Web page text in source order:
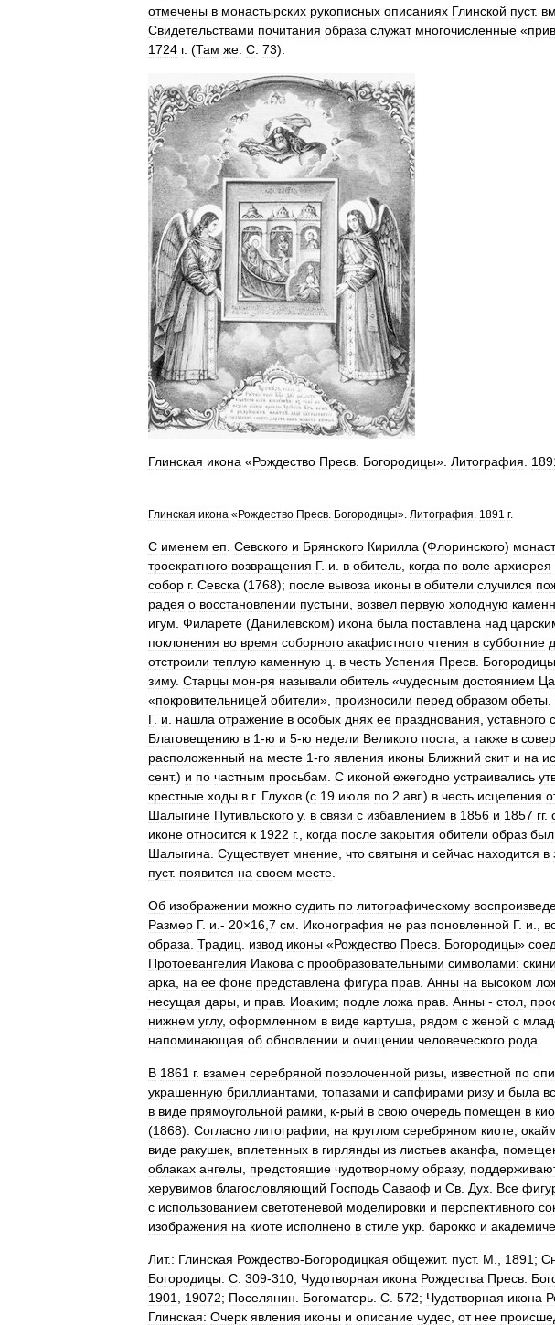
отмечены в монастырских рукописных описаниях Глинской пуст.
Свидетельствами почитания образа служат многочисленные «
1724 г. (Там же С 73).
Глинская икона «Рождество Пресв Богородицы». Литография
Глинская икона «Рождество Пресв Богородицы». Литография 1891 г.
С именем еп Севского и Брянского Кирилла (Флоринского)
троекратного возвращения Г. и в обитель когда по воле архиерея
собор г. Севска (1768); после вывоза иконы в обители случился
радея о восстановлении пустыни возвел первую холодную
игум Филарете (Данилевском) икона была поставлена над
поклонения во время соборного акафистного чтения в субботние
отстроили теплую каменную ц в честь Успения Пресв Богородицы
зиму. Старцы мон-ря называли обитель «чудесным достоянием
«покровительницей обители», произносили перед образом обеты
Г. и нашла отражение в особых днях ее празднования уставного
Благовещению в 1-ю и 5-ю недели Великого поста а также в
расположенный на месте 1-го явления иконы Ближний скит и на
сент.) и по частным просьбам С иконой ежегодно устраивались
крестные ходы в г. Глухов (с 19 июля по 2 авг.) в честь исцеления
Шалыгине Путивльского у. в связи с избавлением в 1856 и 1857 гг.
иконе относится к 1922 г., когда после закрытия обители образ был
Шалыгина Существует мнение что святыня и сейчас находится в
пуст. появится на своем месте
Об изображении можно судить по литографическому
Размер Г. и .- 20×16 7 см Иконография не раз поновленной Г. и
образа Традиц извод иконы «Рождество Пресв Богородицы»
Протоевангелия Иакова с прообразовательными символами:
арка
на ее фоне представлена фигура прав Анны на высоком
несущая дары и прав Иоаким; подле ложа прав Анны - стол
нижнем углу, оформленном в виде картуша рядом с женой с
напоминающая об обновлении и очищении человеческого рода
В 1861 г. взамен серебряной позолоченной ризы известной по
украшенную бриллиантами топазами и сапфирами ризу и была
в виде прямоугольной рамки к-рый в свою очередь помещен в
(1868). Согласно литографии на круглом серебряном киоте
виде ракушек вплетенных в гирлянды из листьев аканфа
облаках ангелы предстоящие чудотворному образу,
херувимов благословляющий Господь Саваоф и Св Дух Все
с использованием светотеневой моделировки и перспективного
изображения на киоте исполнено в стиле укр барокко и
Лит.: Глинская Рождество-Богородицкая общежит. пуст. М 1891 ;
Богородицы С 309-310; Чудотворная икона Рождества Пресв
1901
19072; Поселянин Богоматерь С 572; Чудотворная икона
Глинская: Очерк явления иконы и описание чудес от нее